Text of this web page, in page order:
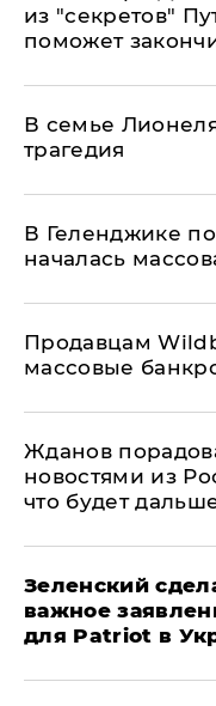
из "секретов"
поможет
В семье
трагедия
В Геленджике
началась
Продавцам
массовые
Жданов
новостями из
что будет
Зеленский
важное
для Patriot в